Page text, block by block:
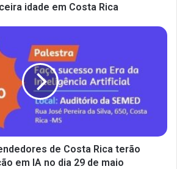
idade em Costa Rica
de Costa Rica terão
em IA no dia 29 de maio